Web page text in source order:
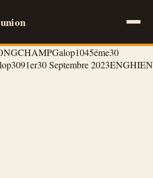
Galop1045éme30
3091er30 Septembre 2023ENGHIEN